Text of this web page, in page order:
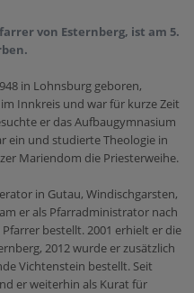
von Esternberg, ist am 5.
in Lohnsburg geboren,
Innkreis und war für kurze Zeit
er das Aufbaugymnasium
ein und studierte Theologie in
Mariendom die Priesterweihe.
in Gutau, Windischgarsten,
er als Pfarradministrator nach
bestellt. 2001 erhielt er die
2012 wurde er zusätzlich
Vichtenstein bestellt. Seit
er weiterhin als Kurat für